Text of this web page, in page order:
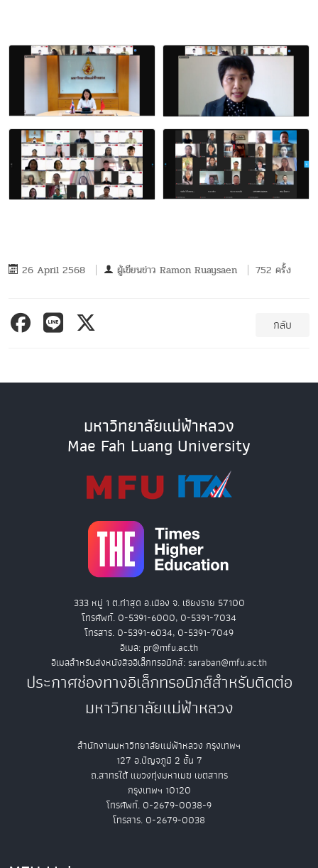
26 April 2568 ผู้เขียนข่าว Ramon Ruaysaen 752 ครั้ง
กลับ
มหาวิทยาลัยแม่ฟ้าหลวง
Mae Fah Luang University
333 หมู่ 1 ต.ท่าสุด อ.เมือง จ. เชียงราย 57100
โทรศัพท์. 0-5391-6000, 0-5391-7034
โทรสาร. 0-5391-6034, 0-5391-7049
อีเมล: pr@mfu.ac.th
อีเมลสำหรับส่งหนังสืออิเล็กทรอนิกส์: saraban@mfu.ac.th
ประกาศช่องทางอิเล็กทรอนิกส์สำหรับติดต่อ
มหาวิทยาลัยแม่ฟ้าหลวง
สำนักงานมหาวิทยาลัยแม่ฟ้าหลวง กรุงเทพฯ
127 อ.ปัญจภูมิ 2 ชั้น 7
ถ.สาทรใต้ แขวงทุ่งมหาเมฆ เขตสาทร
กรุงเทพฯ 10120
โทรศัพท์. 0-2679-0038-9
โทรสาร. 0-2679-0038